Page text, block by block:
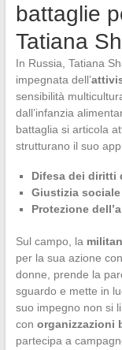
battaglie
Tatiana
In Russia, Tatiana
impegnata dell’
sensibilità
dall’infanzia
battaglia si articola
strutturano il suo
Difesa dei diritti
Giustizia sociale
Protezione
Sul campo, la
per la sua azione
donne, prende la
sguardo e mette in
suo impegno non si
con organizzazioni
partecipa a